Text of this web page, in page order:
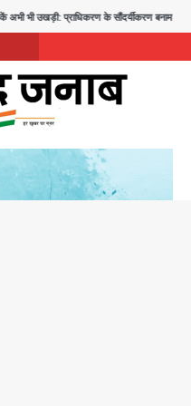
के सौंदर्यीकरण बनाम आम आदमी की परेशानी